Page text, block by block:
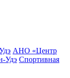
АНО «Центр
Удэ Спортивная